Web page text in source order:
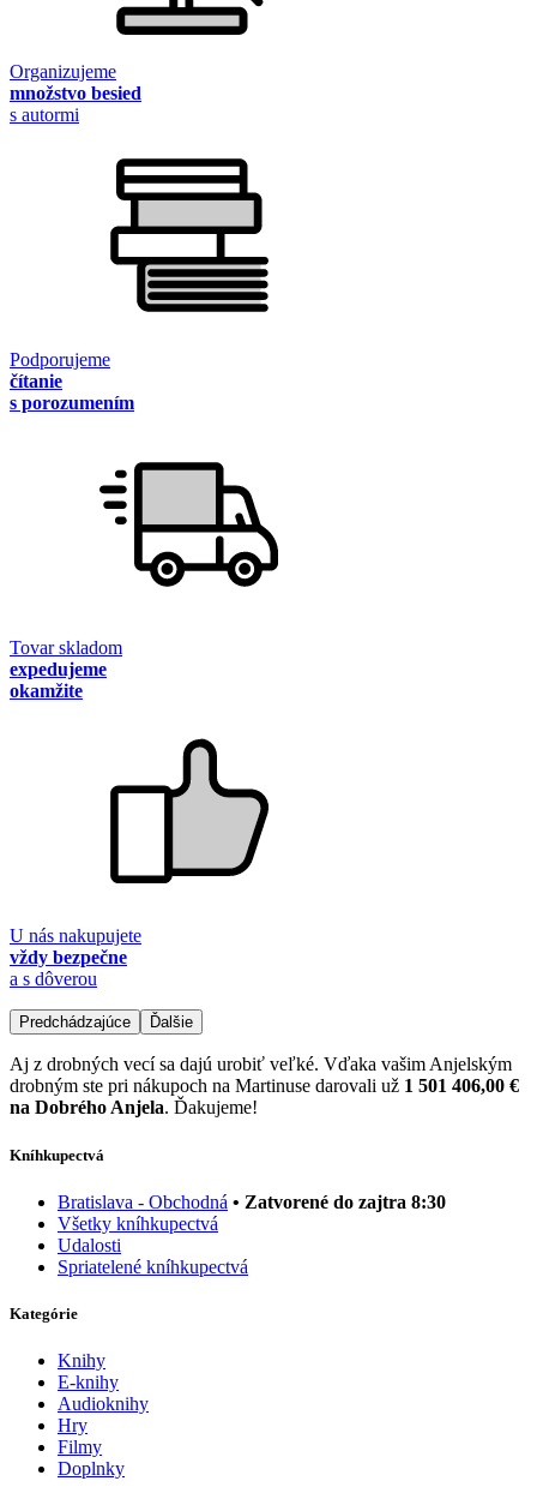
Organizujeme
množstvo besied
s autormi
Podporujeme
čítanie
s porozumením
Tovar skladom
expedujeme
okamžite
U nás nakupujete
vždy bezpečne
a s dôverou
Predchádzajúce Ďalšie
Aj z drobných vecí sa dajú urobiť veľké. Vďaka vašim Anjelským
drobným ste pri nákupoch na Martinuse darovali už 1 501 406,00 €
na Dobrého Anjela. Ďakujeme!
Kníhkupectvá
Bratislava - Obchodná • Zatvorené do zajtra 8:30
Všetky kníhkupectvá
Udalosti
Spriatelené kníhkupectvá
Kategórie
Knihy
E-knihy
Audioknihy
Hry
Filmy
Doplnky